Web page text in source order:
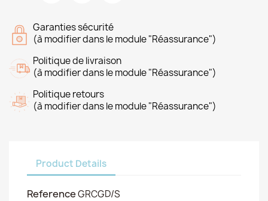
Garanties sécurité
(à modifier dans le module "Réassurance")
Politique de livraison
(à modifier dans le module "Réassurance")
Politique retours
(à modifier dans le module "Réassurance")
Product Details
ReferenceGRCGD/S